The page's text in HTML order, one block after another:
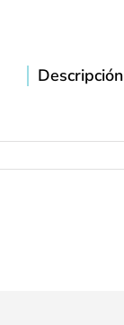
Descripción